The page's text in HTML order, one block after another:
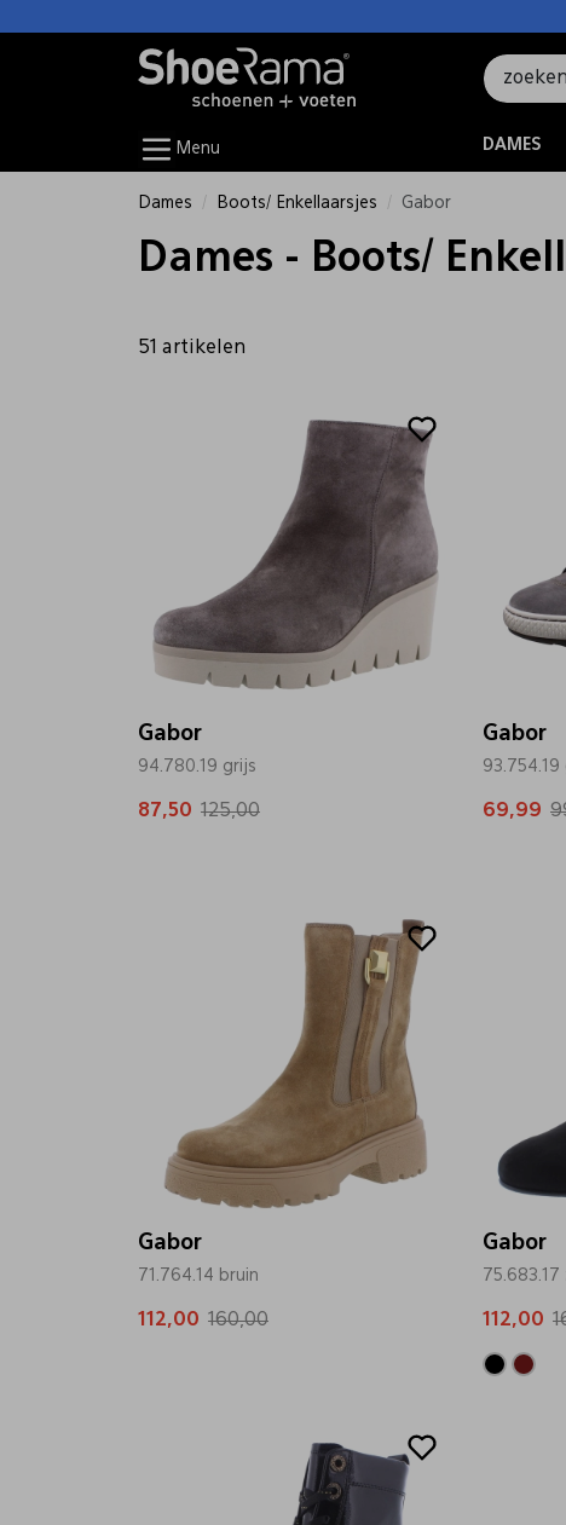
Menu DAMES
Dames Boots/ Enkellaarsjes Gabor
Dames - Boots/
51 artikelen
Gabor
94.780.19 grijs
87,50 125,00
Gabor
93.754.19
69,99
Gabor
71.764.14 bruin
112,00 160,00
Gabor
75.683.17
112,00